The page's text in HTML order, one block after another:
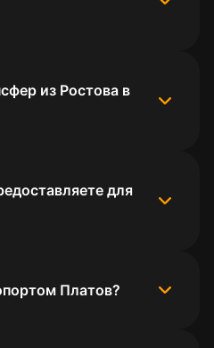
из Ростова в
для
Платов?